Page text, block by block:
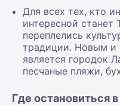
Для всех тех, кто
интересной станет
переплелись
традиции. Новым и
является городок
песчаные пляжи,
Где остановиться